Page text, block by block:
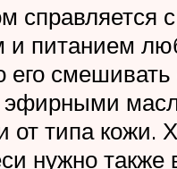
справляется с
и питанием
смешивать
эфирными
от типа кожи.
нужно также